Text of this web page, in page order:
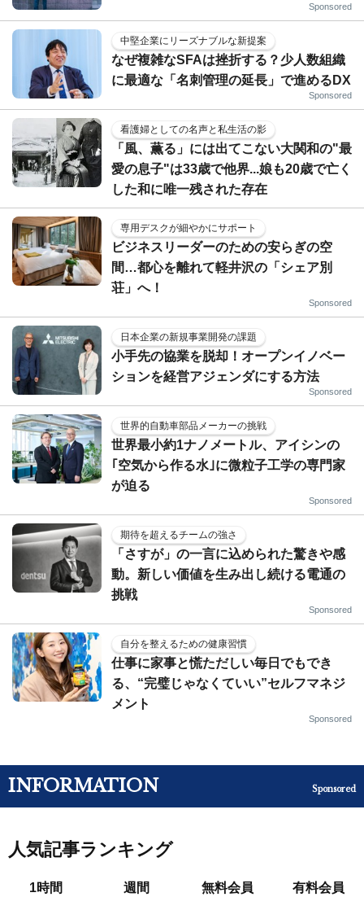
Sponsored
中堅企業にリーズナブルな新提案
なぜ複雑なSFAは挫折する？少人数組織
に最適な「名刺管理の延長」で進めるDX
Sponsored
看護婦としての名声と私生活の影
「風、薫る」には出てこない大関和の"最
愛の息子"は33歳で他界...娘も20歳で亡く
した和に唯一残された存在
専用デスクが細やかにサポート
ビジネスリーダーのための安らぎの空
間…都心を離れて軽井沢の「シェア別
荘」へ！
Sponsored
日本企業の新規事業開発の課題
小手先の協業を脱却！オープンイノベー
ションを経営アジェンダにする方法
Sponsored
世界的自動車部品メーカーの挑戦
世界最小約1ナノメートル、アイシンの
｢空気から作る水｣に微粒子工学の専門家
が迫る
Sponsored
期待を超えるチームの強さ
「さすが」の一言に込められた驚きや感
動。新しい価値を生み出し続ける電通の
挑戦
Sponsored
自分を整えるための健康習慣
仕事に家事と慌ただしい毎日でもでき
る、“完璧じゃなくていい”セルフマネジ
メント
Sponsored
INFORMATION Sponsored
人気記事ランキング
1時間 週間 無料会員 有料会員